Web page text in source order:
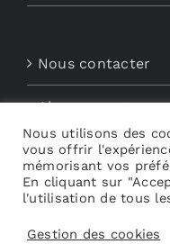
Nous contacter
Abonnements
Découvrez My
Nous utilisons des
vous offrir
mémorisant vos
En cliquant sur
l'utilisation de tous
Gestion des cookies